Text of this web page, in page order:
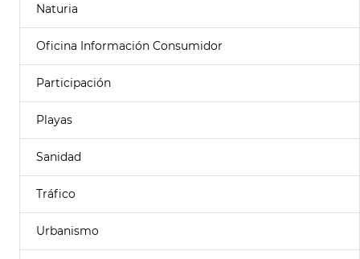
Naturia
Oficina Información Consumidor
Participación
Playas
Sanidad
Tráfico
Urbanismo